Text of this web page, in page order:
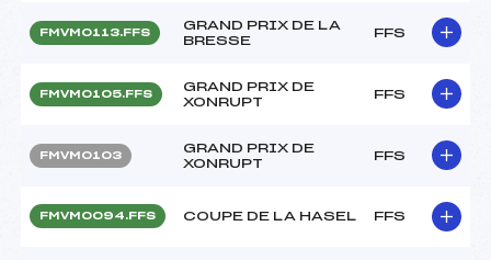
FMVM0113.FFS
GRAND PRIX DE LA
BRESSE
FFS
FMVM0105.FFS
GRAND PRIX DE
XONRUPT
FFS
FMVM0103
GRAND PRIX DE
XONRUPT
FFS
FMVM0094.FFS COUPE DE LA HASEL FFS